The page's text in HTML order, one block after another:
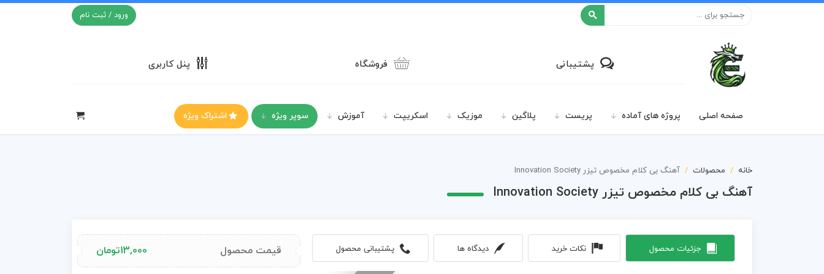
ورود / ثبت نام
پشتیبانی فروشگاه پنل کاربری
صفحه اصلی پروژه های آماده پریست پلاگین موزیک اسکریپت آموزش سوپر ویژه اشتراک ویژه
خانه محصولات آهنگ بی کلام مخصوص تیزر Innovation Society
آهنگ بی کلام مخصوص تیزر Innovation Society
جزئیات محصول نکات خرید دیدگاه ها پشتیبانی محصول قیمت محصول 13,000تومان